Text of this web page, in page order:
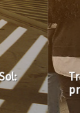
pandemia: o